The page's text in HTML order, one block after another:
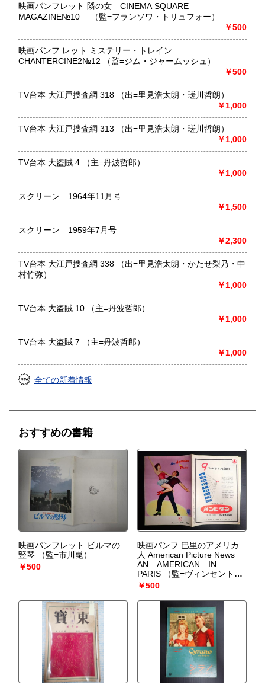
映画・演劇・演芸の専門古書店です。シナリオ・戯曲をはじ
め、映画演劇関連書籍・雑誌・パンフレット・チラシ・ポス
ター・前売り半券・色紙などを豊富に取り揃えております。
歌舞伎・落語・邦楽などのＣＤ・ＤＶＤ・カセットテープ・
襲名披露等の引出物や手拭・扇子なども扱っています。映画
やTV、舞台の台本や資料も扱っています。専門以外の商品も
扱っています。
最寄駅：神保町駅 A6出口より徒歩1分
営業時間：月～土:10:30～18:30/日・祝:11:30～17:30
書籍の買取について
ご蔵書の整理・またご家族の大切な本の処分は当店をご利用
ください。
出張買取も致します、古書に関する事なら何でもお気軽にご
の書籍も買取いたします
買取の値段を前もって知りたい方は、リストをお送りくださ
い。簡単な査定をお知らせします。(現物を拝見していないの
で確実な価格ではありません。)
まずはお問い合わせください。
取り扱い分野
映画パンフレット 隣の女 CINEMA SQUARE
MAGAZINE№10 （監=フランソワ・トリュフォー）
￥500
映画パンフ レット ミステリー・トレイン
CHANTERCINE2№12 （監=ジム・ジャームッシュ）
￥500
TV台本 大江戸捜査網 318 （出=里見浩太朗・瑳川哲朗）
￥1,000
TV台本 大江戸捜査網 313 （出=里見浩太朗・瑳川哲朗）
￥1,000
TV台本 大盗賊 4 （主=丹波哲郎）
￥1,000
スクリーン 1964年11月号
￥1,500
スクリーン 1959年7月号
￥2,300
TV台本 大江戸捜査網 338 （出=里見浩太朗・かたせ梨乃・中
村竹弥）
￥1,000
TV台本 大盗賊 10 （主=丹波哲郎）
￥1,000
TV台本 大盗賊 7 （主=丹波哲郎）
￥1,000
全ての新着情報
おすすめの書籍
映画パンフレット ビルマの
竪琴
（監=市川崑）
￥500
映画パンフ 巴里のアメリカ
人 American Picture News
AN AMERICAN IN
PARIS
（監=ヴィンセント・
ミネリ）
￥500